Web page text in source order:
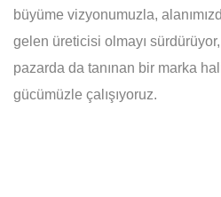
büyüme vizyonumuzla,
gelen üreticisi olmayı
pazarda da tanınan bir marka
gücümüzle çalışıyoruz.